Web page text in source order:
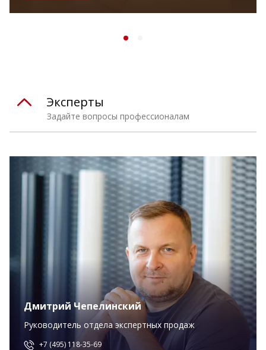
Задайте вопросы профессионалам
Эксперты
Дмитрий Чепелинский
Руководитель отдела экспертных продаж
+7 (495) 118-35-69